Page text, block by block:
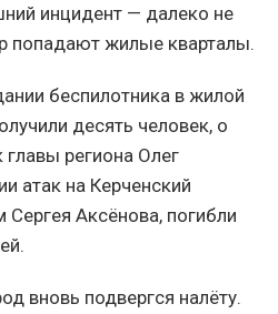
инцидент — далеко не
попадают жилые кварталы.
беспилотника в жилой
десять человек, о
региона Олег
атак на Керченский
Аксёнова, погибли
вновь подвергся налёту.